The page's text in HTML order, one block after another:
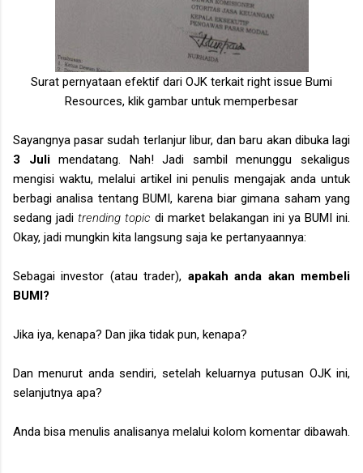
Surat pernyataan efektif dari OJK terkait right issue Bumi
Resources, klik gambar untuk memperbesar
Sayangnya pasar sudah terlanjur libur, dan baru akan dibuka lagi
3 Julimendatang. Nah! Jadi sambil menunggu sekaligus
mengisi waktu, melalui artikel ini penulis mengajak anda untuk
berbagi analisa tentang BUMI, karena biar gimana saham yang
sedang jadi trending topic di market belakangan ini ya BUMI ini.
Okay, jadi mungkin kita langsung saja ke pertanyaannya:
Sebagai investor (atau trader), apakah anda akan membeli
BUMI?
Jika iya, kenapa? Dan jika tidak pun, kenapa?
Dan menurut anda sendiri, setelah keluarnya putusan OJK ini,
selanjutnya apa?
Anda bisa menulis analisanya melalui kolom komentar dibawah.